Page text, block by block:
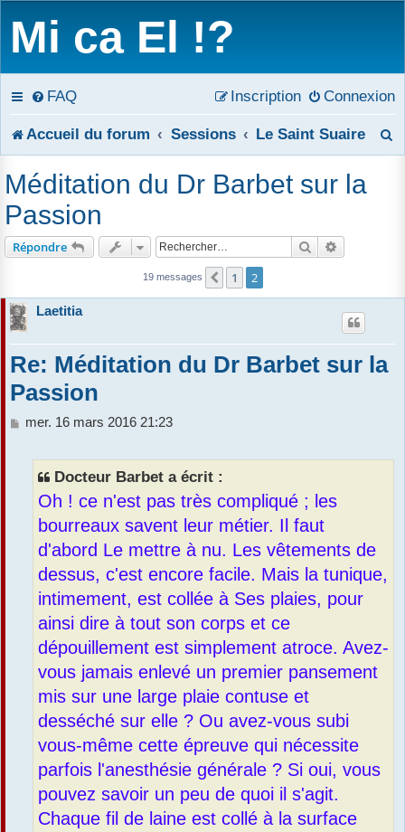
Mi ca El !?
FAQ Connexion
Inscription
Accueil du forum Sessions Le Saint Suaire
r
Méditation du Dr Barbet sur la
Passion
Répondre Rechercher
19 messages Précédent
1 2
Laetitia
Re: Méditation du Dr Barbet sur la
Passion
M
mer. 16 mars 2016 21:23
Docteur Barbet a écrit :
Oh ! ce n'est pas très compliqué ; les
bourreaux savent leur métier. Il faut
d'abord Le mettre à nu. Les vêtements de
dessus, c'est encore facile. Mais la tunique,
intimement, est collée à Ses plaies, pour
ainsi dire à tout son corps et ce
dépouillement est simplement atroce. Avez-
vous jamais enlevé un premier pansement
mis sur une large plaie contuse et
desséché sur elle ? Ou avez-vous subi
vous-même cette épreuve qui nécessite
parfois l'anesthésie générale ? Si oui, vous
pouvez savoir un peu de quoi il s'agit.
Chaque fil de laine est collé à la surface